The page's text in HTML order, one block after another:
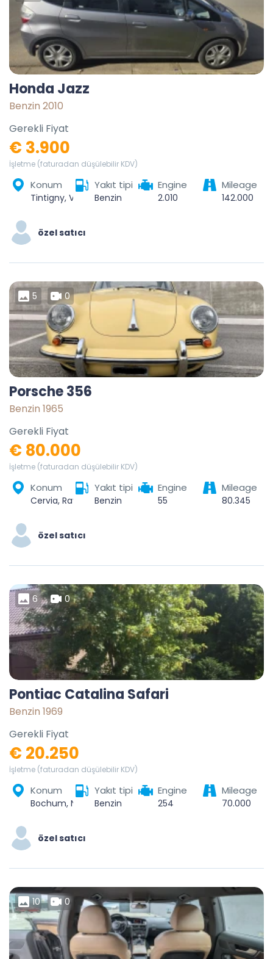
Honda Jazz
Benzin 2010
Gerekli Fiyat
€ 3.900
İşletme (faturadan düşülebilir KDV)
Konum Yakıt tipi
Benzin
Engine
2.010
Mileage
142.000
özel satıcı
5 0
Porsche 356
Benzin 1965
Gerekli Fiyat
€ 80.000
İşletme (faturadan düşülebilir KDV)
Konum Yakıt tipi
Benzin
Engine
55
Mileage
80.345
özel satıcı
6 0
Pontiac Catalina Safari
Benzin 1969
Gerekli Fiyat
€ 20.250
İşletme (faturadan düşülebilir KDV)
Konum Yakıt tipi
Benzin
Engine
254
Mileage
70.000
özel satıcı
10 0